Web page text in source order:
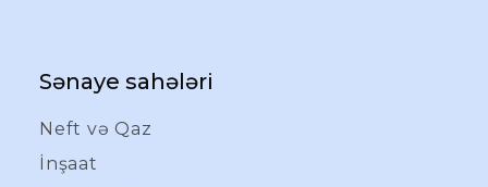
Sənaye sahələri
Neft və Qaz
İnşaat